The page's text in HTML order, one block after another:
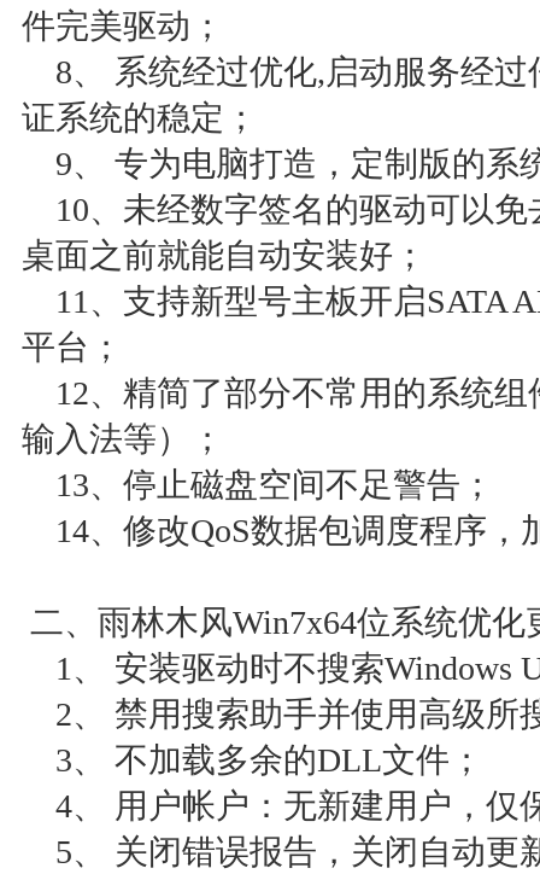
件完美驱动；
8、 系统经过优化,启动服务经过
证系统的稳定；
9、 专为电脑打造，定制版的系
10、未经数字签名的驱动可以免
桌面之前就能自动安装好；
11、支持新型号主板开启SATA
平台；
12、精简了部分不常用的系统组
输入法等）；
13、停止磁盘空间不足警告；
14、修改QoS数据包调度程序，
二、雨林木风Win7x64位系统优化
1、 安装驱动时不搜索Windows
2、 禁用搜索助手并使用高级所
3、 不加载多余的DLL文件；
4、 用户帐户：无新建用户，仅
5、 关闭错误报告，关闭自动更